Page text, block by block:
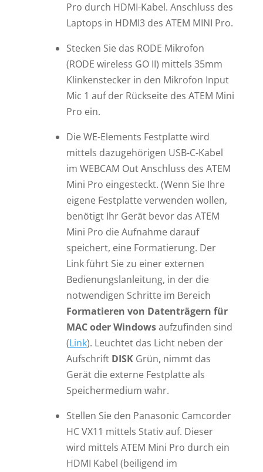
Pro durch HDMI-Kabel. Anschluss des
Laptops in HDMI3 des ATEM MINI Pro.
Stecken Sie das RODE Mikrofon
(RODE wireless GO II) mittels 35mm
Klinkenstecker in den Mikrofon Input
Mic 1 auf der Rückseite des ATEM Mini
Pro ein.
Die WE-Elements Festplatte wird
mittels dazugehörigen USB-C-Kabel
im WEBCAM Out Anschluss des ATEM
Mini Pro eingesteckt. (Wenn Sie Ihre
eigene Festplatte verwenden wollen,
benötigt Ihr Gerät bevor das ATEM
Mini Pro die Aufnahme darauf
speichert, eine Formatierung. Der
Link führt Sie zu einer externen
Bedienungslanleitung, in der die
notwendigen Schritte im Bereich
Formatieren von Datenträgern für
MAC oder Windowsaufzufinden sind
(Link). Leuchtet das Licht neben der
Aufschrift DISK Grün, nimmt das
Gerät die externe Festplatte als
Speichermedium wahr.
Stellen Sie den Panasonic Camcorder
HC VX11 mittels Stativ auf. Dieser
wird mittels ATEM Mini Pro durch ein
HDMI Kabel (beiligend im